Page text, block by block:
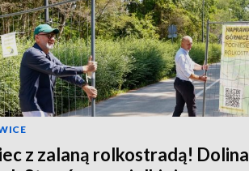
z zalaną rolkostradą! Dolina